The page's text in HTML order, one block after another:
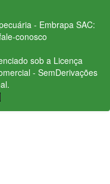
- Embrapa SAC:
conosco
sob a Licença
- SemDerivações